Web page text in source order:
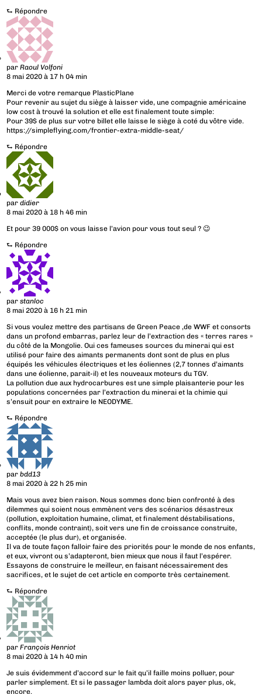
⮑ Répondre
parRaoul Volfoni
8 mai 2020 à 17 h 04 min
Merci de votre remarque PlasticPlane
Pour revenir au sujet du siège à laisser vide, une compagnie américaine
low cost à trouvé la solution et elle est finalement toute simple:
Pour 39$ de plus sur votre billet elle laisse le siège à coté du vôtre vide.
https://simpleflying.com/frontier-extra-middle-seat/
⮑ Répondre
pardidier
8 mai 2020 à 18 h 46 min
Et pour 39 000$ on vous laisse l’avion pour vous tout seul ? 😉
⮑ Répondre
parstanloc
8 mai 2020 à 16 h 21 min
Si vous voulez mettre des partisans de Green Peace ,de WWF et consorts
dans un profond embarras, parlez leur de l’extraction des « terres rares »
du côté de la Mongolie. Oui ces fameuses sources du minerai qui est
utilisé pour faire des aimants permanents dont sont de plus en plus
équipés les véhicules électriques et les éoliennes (2,7 tonnes d’aimants
dans une éolienne, parait-il) et les nouveaux moteurs du TGV.
La pollution due aux hydrocarbures est une simple plaisanterie pour les
populations concernées par l’extraction du minerai et la chimie qui
s’ensuit pour en extraire le NEODYME.
⮑ Répondre
parbdd13
8 mai 2020 à 22 h 25 min
Mais vous avez bien raison. Nous sommes donc bien confronté à des
dilemmes qui soient nous emmènent vers des scénarios désastreux
(pollution, exploitation humaine, climat, et finalement déstabilisations,
conflits, monde contraint), soit vers une fin de croissance construite,
acceptée (le plus dur), et organisée.
Il va de toute façon falloir faire des priorités pour le monde de nos enfants,
et eux, vivront ou s’adapteront, bien mieux que nous il faut l’espérer.
Essayons de construire le meilleur, en faisant nécessairement des
sacrifices, et le sujet de cet article en comporte très certainement.
⮑ Répondre
parFrançois Henriot
8 mai 2020 à 14 h 40 min
Je suis évidemment d’accord sur le fait qu’il faille moins polluer, pour
parler simplement. Et si le passager lambda doit alors payer plus, ok,
encore.